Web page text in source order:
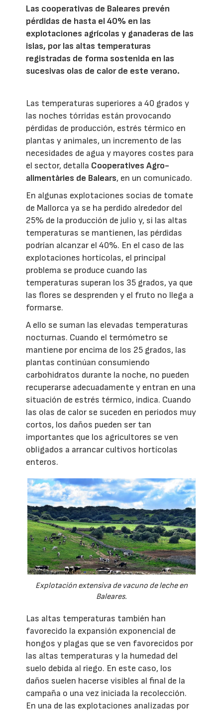
Las cooperativas de Baleares prevén
pérdidas de hasta el 40% en las
explotaciones agrícolas y ganaderas de las
islas, por las altas temperaturas
registradas de forma sostenida en las
sucesivas olas de calor de este verano.
Las temperaturas superiores a 40 grados y
las noches tórridas están provocando
pérdidas de producción, estrés térmico en
plantas y animales, un incremento de las
necesidades de agua y mayores costes para
el sector, detalla Cooperatives Agro-
alimentàries de Balears, en un comunicado.
En algunas explotaciones socias de tomate
de Mallorca ya se ha perdido alrededor del
25% de la producción de julio y, si las altas
temperaturas se mantienen, las pérdidas
podrían alcanzar el 40%. En el caso de las
explotaciones hortícolas, el principal
problema se produce cuando las
temperaturas superan los 35 grados, ya que
las flores se desprenden y el fruto no llega a
formarse.
A ello se suman las elevadas temperaturas
nocturnas. Cuando el termómetro se
mantiene por encima de los 25 grados, las
plantas continúan consumiendo
carbohidratos durante la noche, no pueden
recuperarse adecuadamente y entran en una
situación de estrés térmico, indica. Cuando
las olas de calor se suceden en periodos muy
cortos, los daños pueden ser tan
importantes que los agricultores se ven
obligados a arrancar cultivos hortícolas
enteros.
Explotación extensiva de vacuno de leche en
Baleares.
Las altas temperaturas también han
favorecido la expansión exponencial de
hongos y plagas que se ven favorecidos por
las altas temperaturas y la humedad del
suelo debida al riego. En este caso, los
daños suelen hacerse visibles al final de la
campaña o una vez iniciada la recolección.
En una de las explotaciones analizadas por